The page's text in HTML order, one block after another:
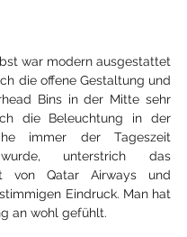
war modern ausgestattet
die offene Gestaltung und
Bins in der Mitte sehr
die Beleuchtung in der
immer der Tageszeit
unterstrich das
von Qatar Airways und
Eindruck. Man hat
an wohl gefühlt.